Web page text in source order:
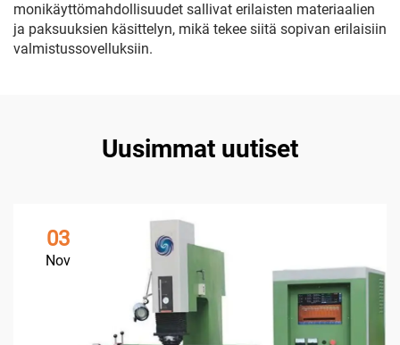
monikäyttömahdollisuudet sallivat erilaisten materiaalien
ja paksuuksien käsittelyn, mikä tekee siitä sopivan erilaisiin
valmistussovelluksiin.
Uusimmat uutiset
03
Nov